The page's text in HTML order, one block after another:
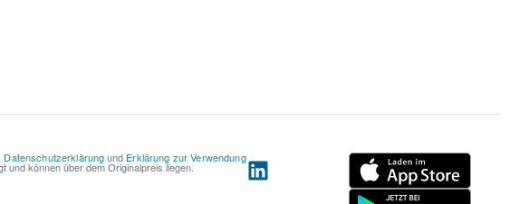
Datenschutzerklärungund Erklärung zur Verwendung
und können über dem Originalpreis liegen.